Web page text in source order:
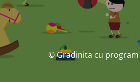
© Gradinita cu